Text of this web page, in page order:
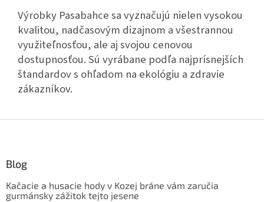
Výrobky Pasabahce sa vyznačujú nielen vysokou
kvalitou, nadčasovým dizajnom a všestrannou
využiteľnosťou, ale aj svojou cenovou
dostupnosťou. Sú vyrábane podľa najprísnejších
štandardov s ohľadom na ekológiu a zdravie
zákazníkov.
Blog
Kačacie a husacie hody v Kozej bráne vám zaručia
gurmánsky zážitok tejto jesene